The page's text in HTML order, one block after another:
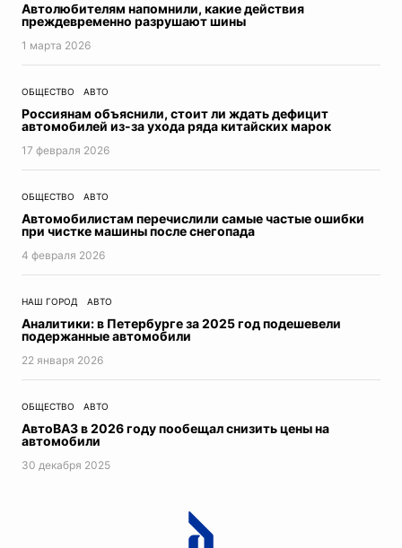
Автолюбителям напомнили, какие действия
преждевременно разрушают шины
1 мартa 2026
ОБЩЕСТВО АВТО
Россиянам объяснили, стоит ли ждать дефицит
автомобилей из-за ухода ряда китайских марок
17 февраля 2026
ОБЩЕСТВО АВТО
Автомобилистам перечислили самые частые ошибки
при чистке машины после снегопада
4 февраля 2026
НАШ ГОРОД АВТО
Аналитики: в Петербурге за 2025 год подешевели
подержанные автомобили
22 января 2026
ОБЩЕСТВО АВТО
АвтоВАЗ в 2026 году пообещал снизить цены на
автомобили
30 декабря 2025
Загрузка...